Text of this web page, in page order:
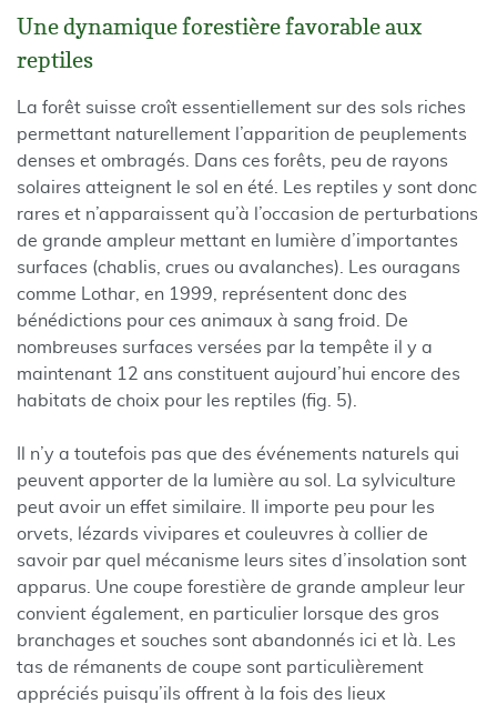
Une dynamique forestière favorable aux
reptiles
La forêt suisse croît essentiellement sur des sols riches
permettant naturellement l’apparition de peuplements
denses et ombragés. Dans ces forêts, peu de rayons
solaires atteignent le sol en été. Les reptiles y sont donc
rares et n’apparaissent qu’à l’occasion de perturbations
de grande ampleur mettant en lumière d’importantes
surfaces (chablis, crues ou avalanches). Les ouragans
comme Lothar, en 1999, représentent donc des
bénédictions pour ces animaux à sang froid. De
nombreuses surfaces versées par la tempête il y a
maintenant 12 ans constituent aujourd’hui encore des
habitats de choix pour les reptiles (fig. 5).
Il n’y a toutefois pas que des événements naturels qui
peuvent apporter de la lumière au sol. La sylviculture
peut avoir un effet similaire. Il importe peu pour les
orvets, lézards vivipares et couleuvres à collier de
savoir par quel mécanisme leurs sites d’insolation sont
apparus. Une coupe forestière de grande ampleur leur
convient également, en particulier lorsque des gros
branchages et souches sont abandonnés ici et là. Les
tas de rémanents de coupe sont particulièrement
appréciés puisqu’ils offrent à la fois des lieux